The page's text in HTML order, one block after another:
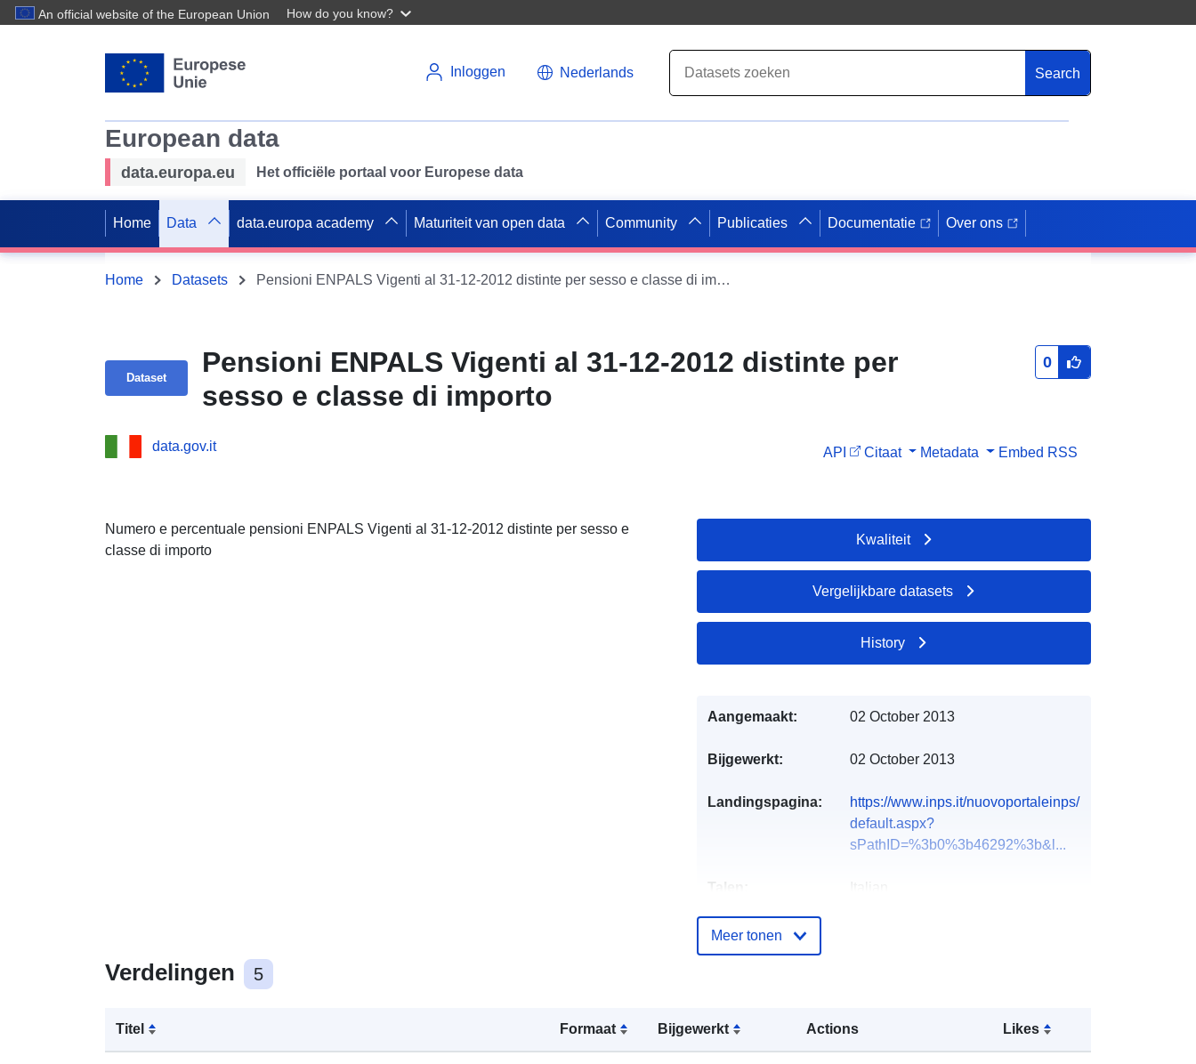
An official website of the European Union How do you know?
Inloggen Nederlands Search
European data
data.europa.eu Het officiële portaal voor Europese data
Home Data data.europa academy Maturiteit van open data Community Publicaties Documentatie Over ons
Home Datasets Pensioni ENPALS Vigenti al 31-12-2012 distinte per sesso e classe di importo
Dataset
Pensioni ENPALS Vigenti al 31-12-2012 distinte per
sesso e classe di importo
0
data.gov.it API Citaat Metadata Embed RSS
Numero e percentuale pensioni ENPALS Vigenti al 31-12-2012 distinte per sesso e
classe di importo
Verdelingen 5
Titel Formaat Bijgewerkt Actions Likes
Kwaliteit
Vergelijkbare datasets
History
Aangemaakt: 02 October 2013
Bijgewerkt: 02 October 2013
Landingspagina:
https://www.inps.it/nuovoportaleinps/
default.aspx?
sPathID=%3b0%3b46292%3b&l...
Talen:
Uitgever:
E-mail:
Meer tonen